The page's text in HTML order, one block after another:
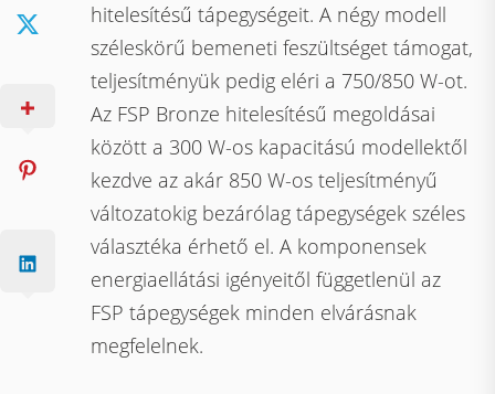
hitelesítésű tápegységeit. A négy modell
széleskörű bemeneti feszültséget támogat,
teljesítményük pedig eléri a 750/850 W-ot.
Az FSP Bronze hitelesítésű megoldásai
között a 300 W-os kapacitású modellektől
kezdve az akár 850 W-os teljesítményű
változatokig bezárólag tápegységek széles
választéka érhető el. A komponensek
energiaellátási igényeitől függetlenül az
FSP tápegységek minden elvárásnak
megfelelnek.